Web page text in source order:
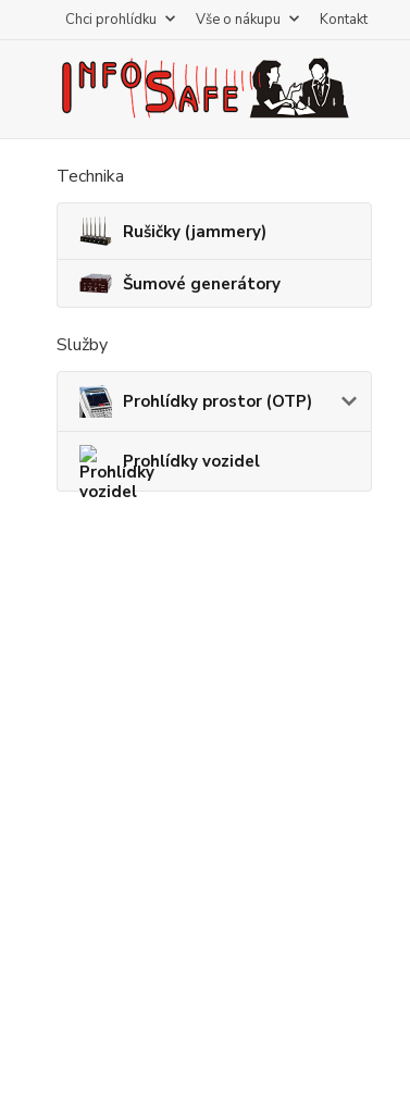
Chci prohlídku Vše o nákupu Kontakt
Technika
Rušičky (jammery)
Šumové generátory
Služby
Prohlídky prostor (OTP)
Prohlídky vozidel